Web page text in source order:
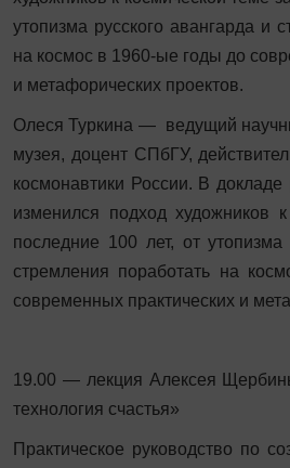
утопизма русского авангарда и
на космос в 1960-ые годы до
и метафорических проектов.
Олеся Туркина — ведущий
музея, доцент СПбГУ,
космонавтики России. В докладе
изменился подход художников
последние 100 лет, от утопизма
стремления поработать на
современных практических и
19.00 — лекция Алексея
технология счастья»
Практическое руководство по